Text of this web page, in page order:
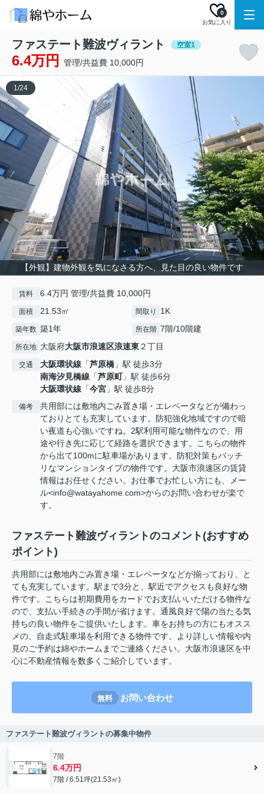
お気に入り
0
ファステート難波ヴィラント 空室1
6.4万円 管理/共益費 10,000円
【外観】建物外観を気になさる方へ、見た目の良い物件です
1/24
賃料 6.4万円 管理/共益費 10,000円
面積 21.53㎡ 間取り 1K
築年数 築1年 所在階 7階/10階建
所在地 大阪府大阪市浪速区浪速東２丁目
交通 大阪環状線 「芦原橋 」駅 徒歩3分
南海汐見橋線 「芦原町」駅 徒歩6分
大阪環状線 「今宮 」駅 徒歩8分
備考
共用部には敷地内ごみ置き場・エレベータなどが備わっ
ておりとても充実しています。防犯強化地域ですので暗
い夜道も心強いですね。2駅利用可能な物件なので、用
途や行き先に応じて経路を選択できます。こちらの物件
から出て100mに駐車場があります。防犯対策もバッチ
リなマンションタイプの物件です。大阪市浪速区の賃貸
情報はお任せください。お仕事でお忙しい方にも、メー
ル<info@watayahome.com>からのお問い合わせが楽で
す。
ファステート難波ヴィラントのコメント(おすすめ
ポイント)
共用部には敷地内ごみ置き場・エレベータなどが揃っており、と
ても充実しています。駅まで3分と、駅近でアクセスも良好な物
件です。こちらは初期費用をカードでお支払いいただける物件な
ので、支払い手続きの手間が省けます。通風良好で陽の当たる気
持ちの良い物件をご提供いたします。車をお持ちの方にもオスス
メの、自走式駐車場を利用できる物件です。より詳しい情報や内
見のご予約は綿やホームまでご連絡ください。大阪市浪速区を中
心に不動産情報を数多くご紹介しています。
無料 お問い合わせ
ファステート難波ヴィラントの募集中物件
7階
6.4万円
7階 / 6.51坪(21.53㎡)